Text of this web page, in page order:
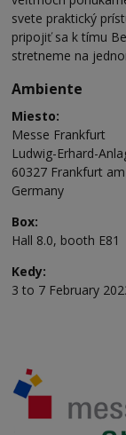
svete praktický
pripojiť sa k tímu
stretneme na
Ambiente
Miesto:
Messe Frankfurt
Ludwig-Erhard-
60327 Frankfurt
Germany
Box:
Hall 8.0, booth E81
Kedy:
3 to 7 February